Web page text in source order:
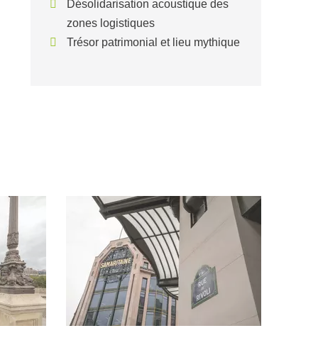
Désolidarisation acoustique des
zones logistiques
Trésor patrimonial et lieu mythique